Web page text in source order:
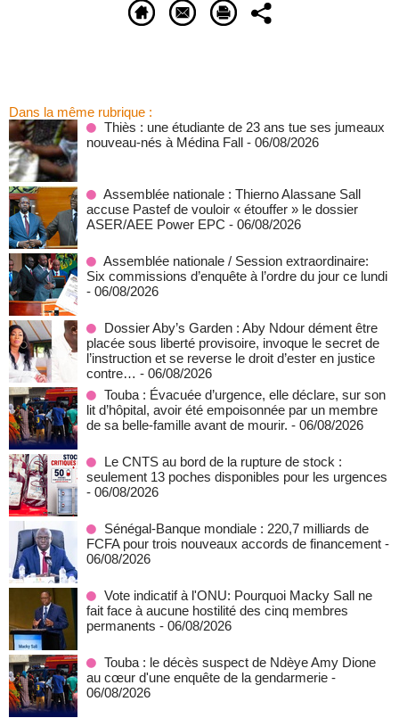
Dans la même rubrique :
Thiès : une étudiante de 23 ans tue ses jumeaux
nouveau-nés à Médina Fall - 06/08/2026
Assemblée nationale : Thierno Alassane Sall
accuse Pastef de vouloir « étouffer » le dossier
ASER/AEE Power EPC - 06/08/2026
Assemblée nationale / Session extraordinaire:
Six commissions d’enquête à l’ordre du jour ce lundi
- 06/08/2026
Dossier Aby’s Garden : Aby Ndour dément être
placée sous liberté provisoire, invoque le secret de
l’instruction et se reverse le droit d’ester en justice
contre… - 06/08/2026
Touba : Évacuée d’urgence, elle déclare, sur son
lit d’hôpital, avoir été empoisonnée par un membre
de sa belle-famille avant de mourir. - 06/08/2026
Le CNTS au bord de la rupture de stock :
seulement 13 poches disponibles pour les urgences
- 06/08/2026
Sénégal-Banque mondiale : 220,7 milliards de
FCFA pour trois nouveaux accords de financement -
06/08/2026
Vote indicatif à l'ONU: Pourquoi Macky Sall ne
fait face à aucune hostilité des cinq membres
permanents - 06/08/2026
Touba : le décès suspect de Ndèye Amy Dione
au cœur d'une enquête de la gendarmerie -
06/08/2026